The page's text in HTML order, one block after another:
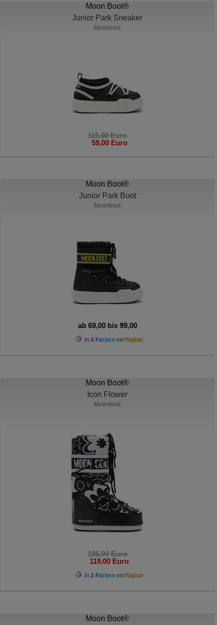
Moon Boot®
Junior Park Sneaker
Moonboot
115,00 Euro
59,00 Euro
Moon Boot®
Junior Park Boot
Moonboot
ab 69,00 bis 99,00
In 4 Farben verfügbar
Moon Boot®
Icon Flower
Moonboot
195,00 Euro
119,00 Euro
In 2 Farben verfügbar
Moon Boot®